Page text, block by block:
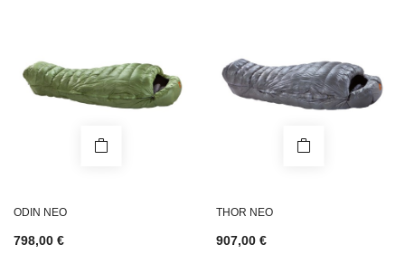
ODIN NEO
798,00 €
THOR NEO
907,00 €